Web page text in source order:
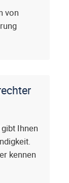
von
Ihnen
kennen